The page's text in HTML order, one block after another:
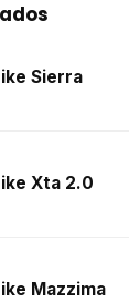
Sierra
Xta 2.0
Mazzima